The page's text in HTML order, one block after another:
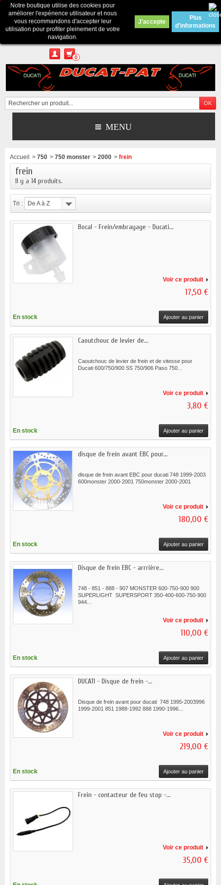
Contactez-nous
Appelez-nous au :Pour tous renseignements : merci d'envoyer un mail
depuis le formulaire de contact ou sur ducatpat25@gmail.com
0
MENU
Notre boutique utilise des cookies pour
améliorer l'expérience utilisateur et nous
vous recommandons d'accepter leur
utilisation pour profiter pleinement de votre
navigation.
J'accepte
Plus
d'informations
Accueil > 750 > 750 monster > 2000 > frein
frein
Il y a 14 produits.
Tri : De A à Z
Bocal - Frein/embrayage - Ducati...
Voir ce produit
17,50 €
En stock Ajouter au panier
Caoutchouc de levier de...
Caoutchouc de levier de frein et de vitesse pour
Ducati 600/750/900 SS 750/906 Paso 750...
Voir ce produit
3,80 €
En stock Ajouter au panier
disque de frein avant EBC pour...
disque de frein avant EBC pour ducati 748 1999-2003
600monster 2000-2001 750monster 2000-2001
Voir ce produit
180,00 €
En stock Ajouter au panier
Disque de frein EBC - arrrière...
748 - 851 - 888 - 907 MONSTER 600-750-900 900
SUPERLIGHT SUPERSPORT 350-400-600-750-900
944...
Voir ce produit
110,00 €
En stock Ajouter au panier
DUCATI - Disque de frein -...
Disque de frein avant pour ducati 748 1995-2003996
1999-2001 851 1988-1992 888 1990-1996...
Voir ce produit
219,00 €
En stock Ajouter au panier
Frein - contacteur de feu stop -...
Voir ce produit
35,00 €